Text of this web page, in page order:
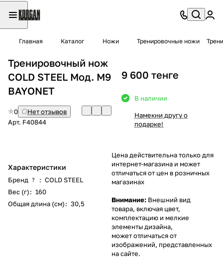
Главная Каталог Ножи Тренировочные ножи
Тренировочный нож
COLD STEEL Мод. M9
BAYONET
0
Нет отзывов
Арт. F40844
Характеристики
Бренд ? : COLD STEEL
Вес (г): 160
Общая длина (см): 30,5
9 600 тенге
В наличии
Намекни другу о
подарке!
Цена действительна только для
интернет-магазина и может
отличаться от цен в розничных
магазинах
Внимание: Внешний вид
товара, включая цвет,
комплектацию и мелкие
элементы дизайна,
может отличаться от
изображений, представленных
на сайте.